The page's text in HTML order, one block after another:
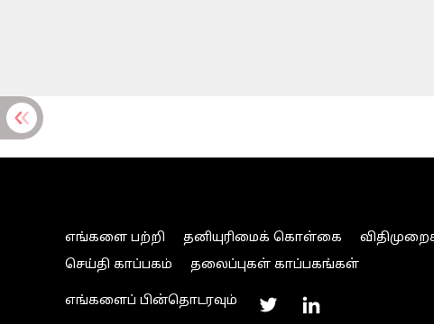
எங்களை பற்றி தனியுரிமைக் கொள்கை
செய்தி காப்பகம்
தலைப்புகள் காப்பகங்கள்
எங்களைப் பின்தொடரவும்